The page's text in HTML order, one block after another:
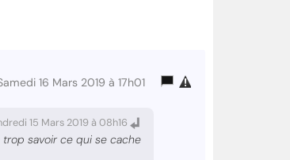
16 Mars 2019 à 17h01
15 Mars 2019 à 08h16
savoir ce qui se cache